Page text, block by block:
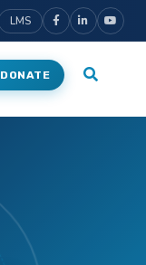
LMS
DONATE